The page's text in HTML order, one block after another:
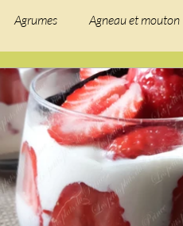
Agrumes Agneau et mouton
Comfort food, les recettes doudou
sur l'herbe Desserts -
- buffet - Verrines Gâteau